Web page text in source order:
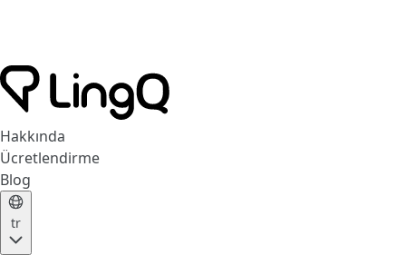
Hakkında
Ücretlendirme
Blog
tr